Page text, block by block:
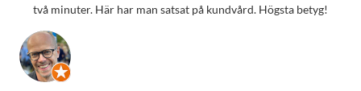
två minuter. Här har man satsat på kundvård. Högsta betyg!